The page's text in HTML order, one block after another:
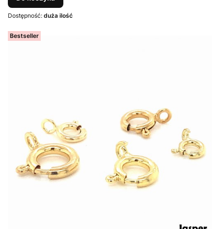
Dostępność: duża ilość
Bestseller